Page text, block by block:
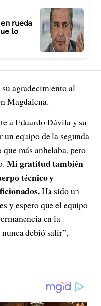
rueda
lo
agradecimiento al
Magdalena.
a Eduardo Dávila y su
equipo de la segunda
más anhelaba, pero
Mi gratitud también
técnico y
Ha sido un
y espero que el equipo
en la
debió salir”,